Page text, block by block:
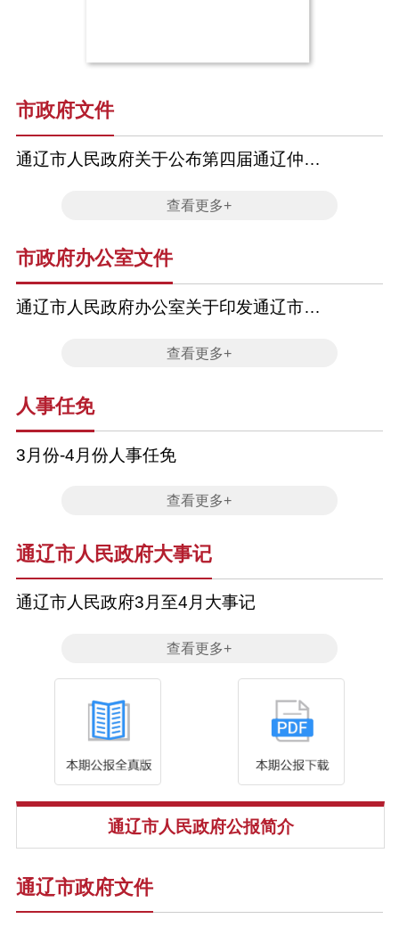
市政府文件
通辽市人民政府关于公布第四届通辽仲裁
查看更多+
市政府办公室文件
通辽市人民政府办公室关于印发通辽市做
查看更多+
人事任免
3月份-4月份人事任免
查看更多+
通辽市人民政府大事记
通辽市人民政府3月至4月大事记
查看更多+
通辽市人民政府公报简介
通辽市政府文件